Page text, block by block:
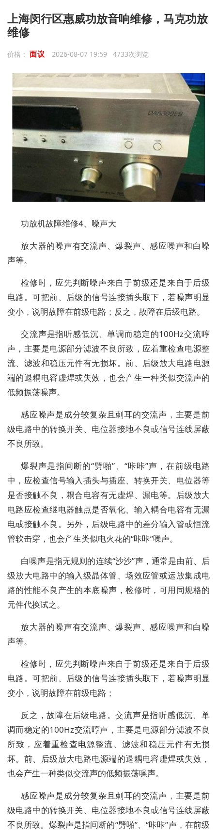
上海闵行区惠威功放音响维修，马克功放
维修
价格： 面议 2026-08-07 19:59 4733次浏览
功放机故障维修4、噪声大
放大器的噪声有交流声、爆裂声、感应噪声和白噪
声等。
检修时，应先判断噪声来自于前级还是来自于后级
电路。可把前、后级的信号连接插头取下，若噪声明显
变小，说明故障在前级电路；反之，故障在后级电路。
交流声是指听感低沉、单调而稳定的100Hz交流哼
声，主要是电源部分滤波不良所致，应着重检查电源整
流、滤波和稳压元件有无损坏。前、后级放大电路电源
端的退耦电容虚焊或失效，也会产生一种类似交流声的
低频振荡噪声。
感应噪声是成分较复杂且刺耳的交流声，主要是前
级电路中的转换开关、电位器接地不良或信号连线屏蔽
不良所致。
爆裂声是指间断的“劈啪”、“咔咔”声，在前级电路
中，应检查信号输入插头与插座、转换开关、电位器等
是否接触不良，耦合电容有无虚焊、漏电等。后级放大
电路应检查继电器触点是否氧化、输入耦合电容有无漏
电或接触不良。另外，后级电路中的差分输入管或恒流
管软击穿，也会产生类似电火花的“咔咔”噪声。
白噪声是指无规则的连续“沙沙”声，通常是由前、后
级放大电路中的输入级晶体管、场效应管或运放集成电
路的性能不良产生的本底噪声，检修时，可用同规格的
元件代换试之。
放大器的噪声有交流声、爆裂声、感应噪声和白噪
声等。
检修时，应先判断噪声来自于前级还是来自于后级
电路。可把前、后级的信号连接插头取下，若噪声明显
变小，说明故障在前级电路；
反之，故障在后级电路。交流声是指听感低沉、单
调而稳定的100Hz交流哼声，主要是电源部分滤波不良
所致，应着重检查电源整流、滤波和稳压元件有无损
坏。前、后级放大电路电源端的退耦电容虚焊或失效，
也会产生一种类似交流声的低频振荡噪声。
感应噪声是成分较复杂且刺耳的交流声，主要是前
级电路中的转换开关、电位器接地不良或信号连线屏蔽
不良所致。爆裂声是指间断的“劈啪”、“咔咔”声，在前级